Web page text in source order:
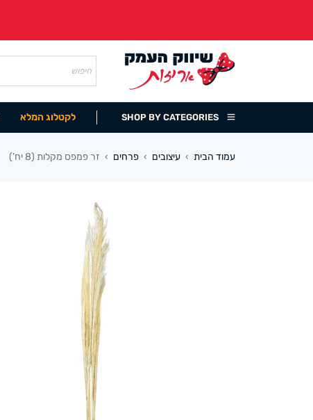
SHOP BY CATEGORIES לקטלוג המלא
עמוד הבית › עיצובים › פרחים › זר פמפס מקלות (8 יח’)